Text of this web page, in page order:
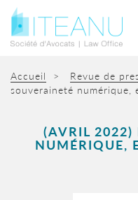
Accueil > Revue de
souveraineté numérique,
(AVRIL 2022)
NUMÉRIQUE,